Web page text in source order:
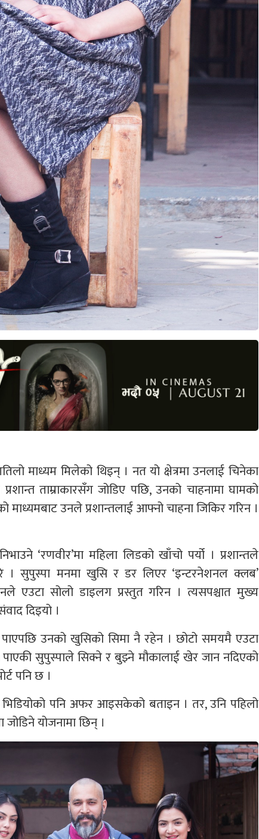
माध्यम मिलेको थिइन् । नत यो क्षेत्रमा उनलाई चिनेका
ताम्राकारसँग जोडिए पछि, उनको चाहनामा घामको
माध्यमबाट उनले प्रशान्तलाई आफ्नो चाहना जिकिर गरिन ।
‘रणवीर’मा महिला लिडको खाँचो पर्यो । प्रशान्तले
। सुपुस्पा मनमा खुसि र डर लिएर ‘इन्टरनेशनल क्लब’
एउटा सोलो डाइलग प्रस्तुत गरिन । त्यसपश्चात मुख्य
दिइयो ।
उनको खुसिको सिमा नै रहेन । छोटो समयमै एउटा
पाएकी सुपुस्पाले सिक्ने र बुझ्ने मौकालाई खेर जान नदिएको
पनि छ ।
पनि अफर आइसकेको बताइन । तर, उनि पहिलो
जोडिने योजनामा छिन् ।